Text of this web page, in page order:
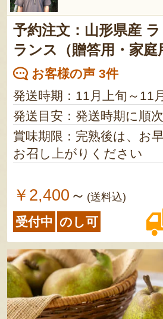
予約注文：山形県産 ラ
ランス（贈答用・家庭
お客様の声 3件
発送時期：11月上旬～11
発送目安：発送時期に順
賞味期限：完熟後は、お
お召し上がりください
￥2,400 ～ (送料込)
受付中 のし可